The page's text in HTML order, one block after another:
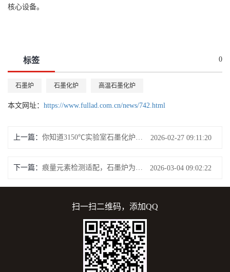
核心设备。
标签 0
石墨炉 石墨化炉 高温石墨化炉
本文网址： https://www.fullad.com.cn/news/742.html
上一篇： 2026-02-27 09:11:20
下一篇： 2026-03-04 09:02:22
扫一扫二维码，添加QQ